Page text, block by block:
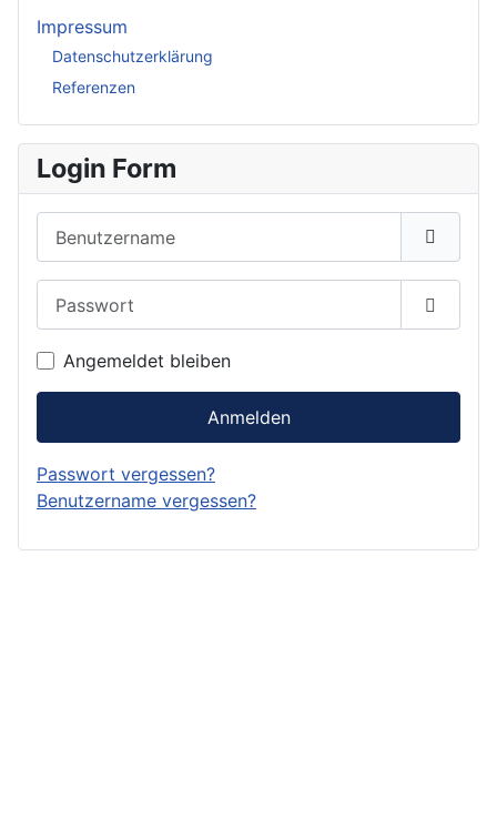
Impressum
Datenschutzerklärung
Referenzen
Login Form
Angemeldet bleiben
Anmelden
Passwort vergessen?
Benutzername vergessen?